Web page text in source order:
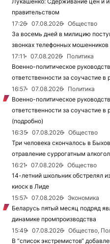
правительством
17:26
07.08.2026
Общество
За восемь дней в милицию
звонках телефонных мошенников
17:11
07.08.2026
Политика
Военно-политическое
ответственности за соучастие
16:57
07.08.2026
Политика
Военно-политическое
ответственности за соучастие
(подробно)
16:35
07.08.2026
Общество
Три человека скончалось в
отравление суррогатным
16:21
07.08.2026
Общество
14-летний школьник обстрелял
киоск в Лиде
15:57
07.08.2026
Экономика
Беларусь пятый месяц подряд
динамике промпроизводства
15:49
07.08.2026
Общество,
В “список экстремистов“